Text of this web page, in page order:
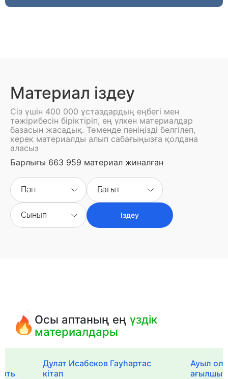
Материал іздеу
Сіз үшін 400 000 ұстаздардың еңбегі мен
тәжірибесін біріктіріп, ең үлкен материалдар
базасын жасадық. Төменде пәніңізді белгілеп,
керек материалды алып сабағыңызға қолдана
аласыз
Барлығы 663 959 материал жиналған
Пән Бағыт
Сынып Іздеу
Осы аптаның еңүздік
материалдары
Дулат Исабеков Гауһартас
кітап
Ауыл
ағылшын